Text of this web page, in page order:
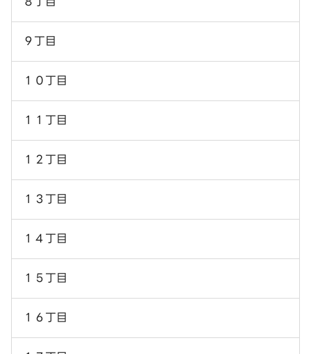
９丁目
１０丁目
１１丁目
１２丁目
１３丁目
１４丁目
１５丁目
１６丁目